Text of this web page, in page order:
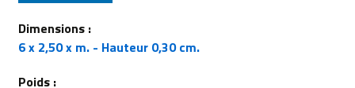
Dimensions :
6 x 2,50 x m. - Hauteur 0,30 cm.
Poids :